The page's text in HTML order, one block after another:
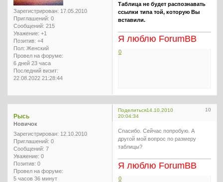
Зарегистрирован: 17.05.2010
Приглашений: 0
Сообщений: 215
Уважение: +1
Позитив: +4
Пол: Женский
Провел на форуме:
6 дней 23 часа
Последний визит:
22.08.2022 21:28:44
Таблица не будет распознавать
ссылки типа той, которую Вы
вставили.
Я люблю ForumBB
0
Поделиться 10
14.10.2010
20:04:34
Рысь
Новичок
Зарегистрирован: 12.10.2010
Приглашений: 0
Сообщений: 7
Уважение: 0
Позитив: 0
Провел на форуме:
5 часов 36 минут
Спасибо. Сейчас попробую. А
другой мой вопрос по размеру
таблицы?
Я люблю ForumBB
0